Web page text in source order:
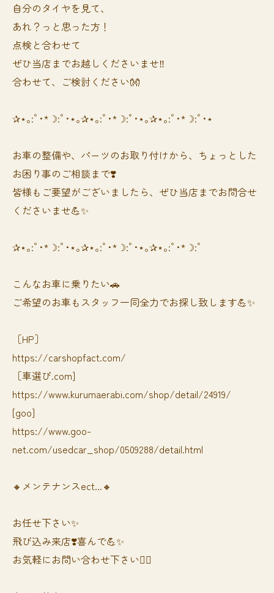
自分のタイヤを見て、
あれ？っと思った方！
点検と合わせて
ぜひ当店までお越しくださいませ‼️
合わせて、ご検討ください👐
✰⋆｡:ﾟ･*☽:ﾟ･⋆｡✰⋆｡:ﾟ･*☽:ﾟ･⋆｡✰⋆｡:ﾟ･*☽:ﾟ･⋆
お車の整備や、パーツのお取り付けから、ちょっとした
お困り事のご相談まで❣️
皆様もご要望がございましたら、ぜひ当店までお問合せ
くださいませ💪✨
✰⋆｡:ﾟ･*☽:ﾟ･⋆｡✰⋆｡:ﾟ･*☽:ﾟ･⋆｡✰⋆｡:ﾟ･*☽:ﾟ
⁡⁡⁡こんなお車に乗りたい🚗
ご希望のお車もスタッフ一同全力でお探し致します💪✨
［HP］
https://carshopfact.com/
［車選び.com]
https://www.kurumaerabi.com/shop/detail/24919/
[goo]
https://www.goo-
net.com/usedcar_shop/0509288/detail.html
🔸メンテナンスect...🔸
お任せ下さい✨
飛び込み来店❣️喜んで💪✨
お気軽にお問い合わせ下さい🙆‍♀️